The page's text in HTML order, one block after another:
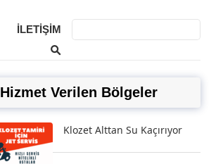
İLETIŞIM
Hizmet Verilen Bölgeler
Klozet Alttan Su Kaçırıyor